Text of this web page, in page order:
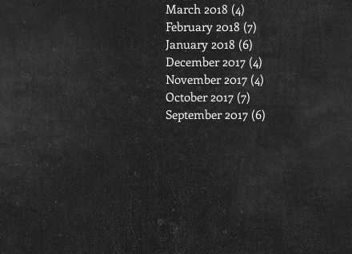
March 2018 (4) 4 posts
February 2018 (7) 7 posts
January 2018 (6)
December 2017 (4)
November 2017 (4) 4 posts
October 2017 (7)
September 2017 (6) 6 posts